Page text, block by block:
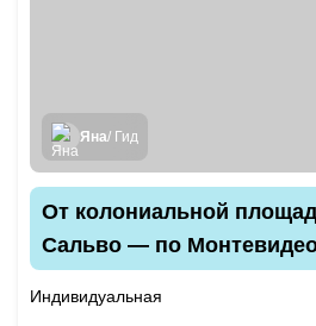
Яна/ Гид
От колониальной
Сальво — по
Индивидуальная